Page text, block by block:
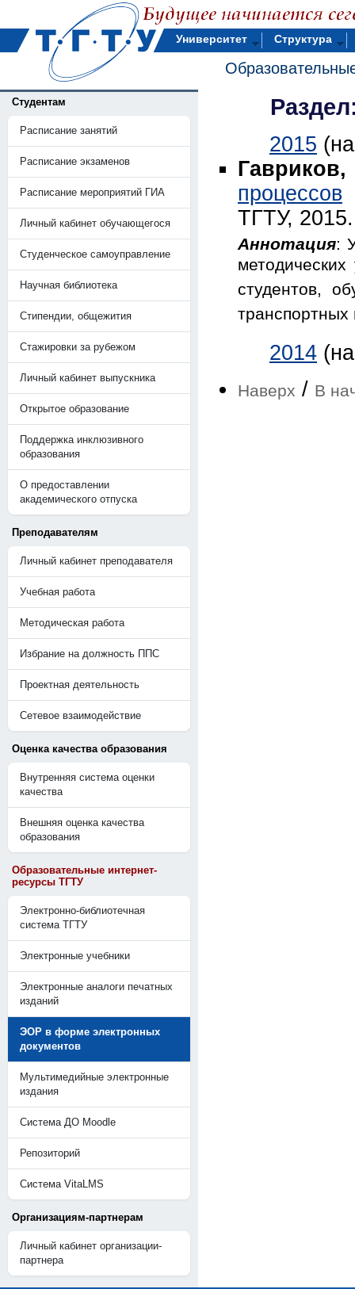
Университет Структура
Студентам
Расписание занятий
Расписание экзаменов
Расписание мероприятий ГИА
Личный кабинет обучающегося
Студенческое самоуправление
Научная библиотека
Стипендии, общежития
Стажировки за рубежом
Личный кабинет выпускника
Открытое образование
Поддержка инклюзивного
образования
О предоставлении
академического отпуска
Преподавателям
Личный кабинет преподавателя
Учебная работа
Методическая работа
Избрание на должность ППС
Проектная деятельность
Сетевое взаимодействие
Оценка качества образования
Внутренняя система оценки
качества
Внешняя оценка качества
образования
Образовательные интернет-
ресурсы ТГТУ
Электронно-библиотечная
система ТГТУ
Электронные учебники
Электронные аналоги печатных
изданий
ЭОР в форме электронных
документов
Мультимедийные электронные
издания
Система ДО Moodle
Репозиторий
Система VitaLMS
Организациям-партнерам
Личный кабинет организации-
партнера
2015
процессов
ТГТУ, 2015.
Аннотация:
студентов,
транспортных
2014
Наверх / В